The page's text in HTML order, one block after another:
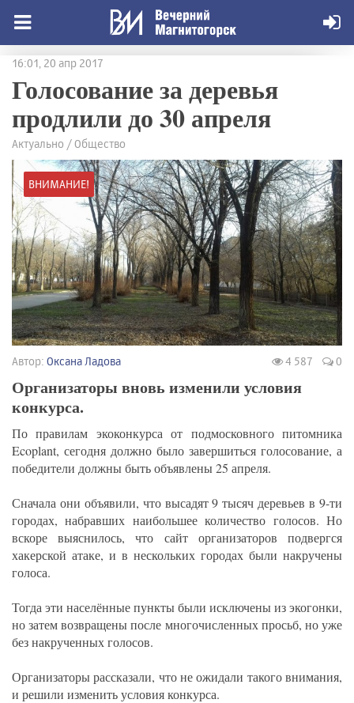
16:01, 20 апр 2017
Голосование за деревья
продлили до 30 апреля
Актуально / Общество
ВНИМАНИЕ!
Автор: Оксана Ладова 4 587 0
Организаторы вновь изменили условия
конкурса.
По правилам экоконкурса от подмосковного питомника
Ecoplant, сегодня должно было завершиться голосование, а
победители должны быть объявлены 25 апреля.
Сначала они объявили, что высадят 9 тысяч деревьев в 9-ти
городах, набравших наибольшее количество голосов. Но
вскоре выяснилось, что сайт организаторов подвергся
хакерской атаке, и в нескольких городах были накручены
голоса.
Тогда эти населённые пункты были исключены из экогонки,
но затем возвращены после многочисленных просьб, но уже
без накрученных голосов.
Организаторы рассказали, что не ожидали такого внимания,
и решили изменить условия конкурса.